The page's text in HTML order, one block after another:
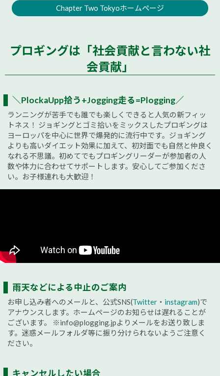
Chapter Two Tokyoホームページ
プロギングは「社会貢献と言わない社
会貢献」
＼PlockaUpp拾う+Jogging走る=Plogging／
ランニングが苦手でも誰でも楽しくできると人気の新フィッ
トネス！ ジョギングとゴミ拾いをミックスしたプロギングは
ヨーロッパを中心に世界で爆発的に流行中です。ジョギング
よりも高いダイエット効果に加えて、初対面でも自然と仲良く
なれる不思議。初めてでもプロギングリーダーが参加者の人
数や体力に合わせてサポートします。安心してご参加くださ
い。お子様連れも大歓迎！
雨天などによる中止のご案内
お申し込み者へのメールと、公式SNS(Twitter ・ instagram)で
アナウンスします。ホームページのお知らせは遅れることが
ございます。
※info@plogging.jpよりメールをお送り致しま
す。迷惑メールフォルダ等に振り分けられないようご注意く
ださい。
キャンセルしたい場合